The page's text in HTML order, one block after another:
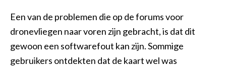
Een van de problemen die op de forums voor
dronevliegen naar voren zijn gebracht, is dat dit
gewoon een softwarefout kan zijn. Sommige
gebruikers ontdekten dat de kaart wel was